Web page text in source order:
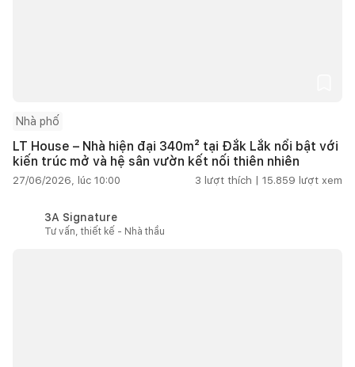
Nhà phố
LT House – Nhà hiện đại 340m² tại Đắk Lắk nổi bật với
kiến trúc mở và hệ sân vườn kết nối thiên nhiên
27/06/2026, lúc 10:00 3 lượt thích | 15.859 lượt xem
3A Signature
Tư vấn, thiết kế - Nhà thầu